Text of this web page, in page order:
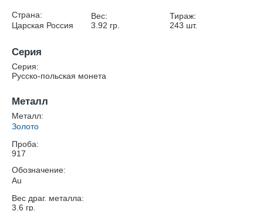
Страна:
Царская Россия
Вес:
3.92 гр.
Тираж:
243 шт.
Серия
Серия:
Русско-польская монета
Металл
Металл:
Золото
Проба:
917
Обозначение:
Au
Вес драг. металла:
3.6 гр.